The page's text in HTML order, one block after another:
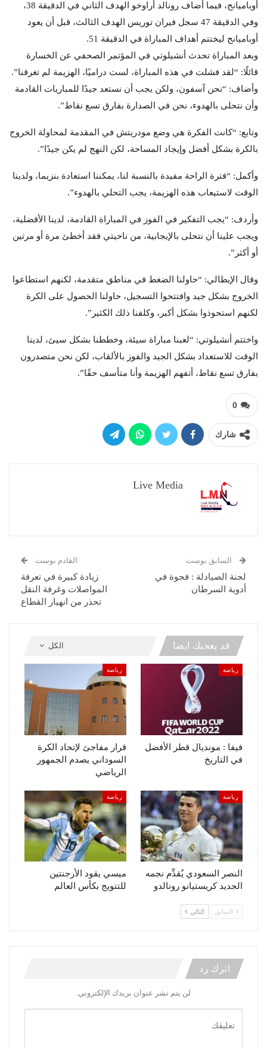
أوباميانج، فيما أضاف رونالد أراوخو الهدف الثاني في الدقيقة 38،
وفي الدقيقة 47 سجل فيران توريس الهدف الثالث، قبل أن يعود
أوباميانج ليختتم أهداف المباراة في الدقيقة 51.
وبعد المباراة تحدث أنشيلوتي في المؤتمر الصحفي عن الخسارة
قائلًا: “لقد فشلت في هذه المباراة، لست دراميًا، الهزيمة لم تغرقنا”.
وأضاف: “نحن آسفون، ولكن يجب أن نستعد جيدًا للمباريات القادمة
وأن نتحلى بالهدوء، نحن في الصدارة بفارق تسع نقاط”.
وتابع: “كانت الفكرة هي وضع مودريتش في المقدمة لمحاولة الخروج
بالكرة بشكل أفضل وإيجاد المساحة، لكن النهج لم يكن جيدًا”.
وأكمل: “فترة الراحة مفيدة بالنسبة لنا، يمكننا استعادة بنزيما، ولدينا
الوقت لاستيعاب هذه الهزيمة، يجب التحلي بالهدوء”.
وأردف: “يجب التفكير في الفوز في المباراة القادمة، لدينا الأفضلية،
ويجب علينا أن نتحلى بالإيجابية، من ناحيتي فقد أخطئ مرة أو مرتين
أو أكثر”.
وقال الإيطالي: “حاولنا الضغط في مناطق متقدمة، لكنهم استطاعوا
الخروج بشكل جيد وافتتحوا التسجيل، حاولنا الحصول على الكرة
لكنهم استحوذوا بشكل أكبر، وكلفنا ذلك الكثير”.
واختتم أنشيلوتي: “لعبنا مباراة سيئة، وخططنا بشكل سيئ، لدينا
الوقت للاستعداد بشكل الجيد والفوز بالألقاب، لكن نحن متصدرون
بفارق تسع نقاط، أتفهم الهزيمة وأنا متأسف حقًا”.
0
شارك
Live Media
السابق بوست
لجنة الصيادلة : فجوة في
أدوية السرطان
القادم بوست
زيادة كبيرة في تعرفة
المواصلات وغرفة النقل
تحذر من انهيار القطاع
الكل قد يعجبك ايضا
رياضة
فيفا : مونديال قطر الأفضل
في التاريخ
رياضة
قرار مفاجئ لإتحاد الكرة
السوداني يصدم الجمهور
الرياضي
رياضة
النصر السعودي يُقدِّم نجمه
الجديد كريستيانو رونالدو
رياضة
ميسي يقود الأرجنتين
للتتويج بكأس العالم
السابق التالي
اترك رد
لن يتم نشر عنوان بريدك الإلكتروني.